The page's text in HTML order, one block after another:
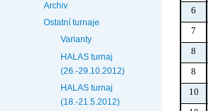
Archiv
Ostatní turnaje
Varianty
HALAS turnaj
(26.-29.10.2012)
HALAS turnaj
(18.-21.5.2012)
6
7
8
8
10